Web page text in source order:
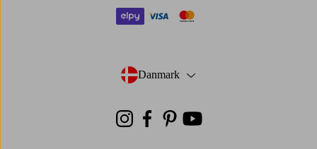
Danmark
- Vælg land